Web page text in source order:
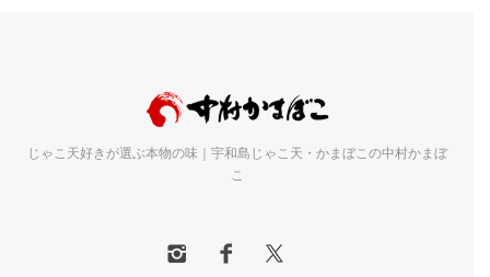
じゃこ天好きが選ぶ本物の味｜宇和島じゃこ天・かまぼこの中村かまぼ
こ